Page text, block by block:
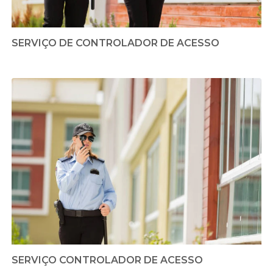
SERVIÇO DE CONTROLADOR DE ACESSO
SERVIÇO CONTROLADOR DE ACESSO